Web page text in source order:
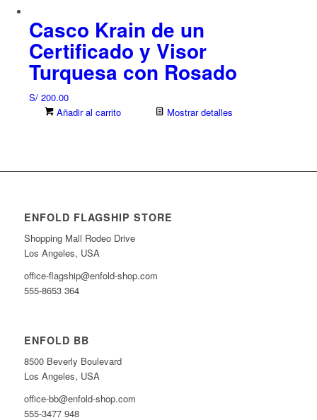
Casco Krain de un
Certificado y Visor
Turquesa con Rosado
S/200.00
Añadir al carrito
Mostrar detalles
ENFOLD FLAGSHIP STORE
Shopping Mall Rodeo Drive
Los Angeles, USA
office-flagship@enfold-shop.com
555-8653 364
ENFOLD BB
8500 Beverly Boulevard
Los Angeles, USA
office-bb@enfold-shop.com
555-3477 948